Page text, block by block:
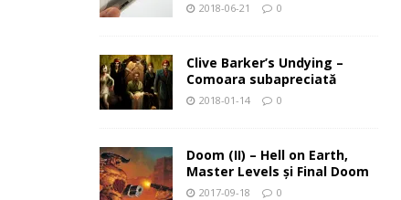
2018-06-21 0
Clive Barker’s Undying –
Comoara subapreciată
2018-01-14 0
Doom (II) – Hell on Earth,
Master Levels şi Final Doom
2017-09-18 0